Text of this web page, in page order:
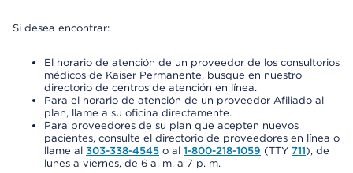
Si desea encontrar:
El horario de atención de un proveedor de los consultorios
médicos de Kaiser Permanente, busque en nuestro
directorio de centros de atención en línea.
Para el horario de atención de un proveedor Afiliado al
plan, llame a su oficina directamente.
Para proveedores de su plan que acepten nuevos
pacientes, consulte el directorio de proveedores en línea o
llame al 303-338-4545 o al 1-800-218-1059 (TTY 711), de
lunes a viernes, de 6 a. m. a 7 p. m.